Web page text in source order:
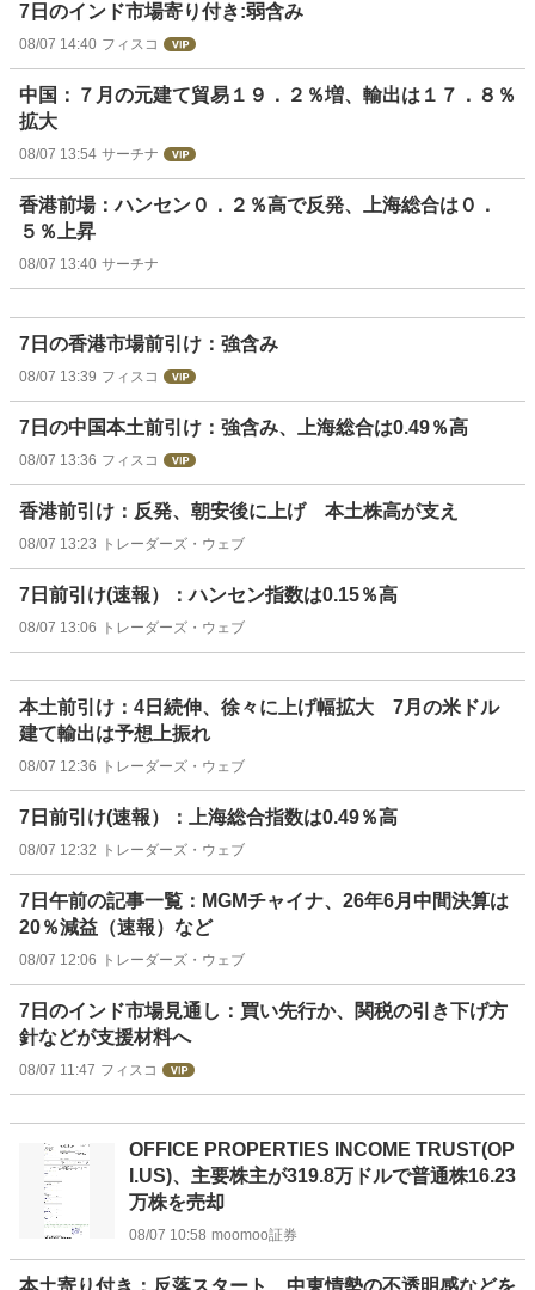
7日のインド市場寄り付き:弱含み
08/07 14:40 フィスコ
中国：７月の元建て貿易１９．２％増、輸出は１７．８％
拡大
08/07 13:54 サーチナ
香港前場：ハンセン０．２％高で反発、上海総合は０．
５％上昇
08/07 13:40 サーチナ
7日の香港市場前引け：強含み
08/07 13:39 フィスコ
7日の中国本土前引け：強含み、上海総合は0.49％高
08/07 13:36 フィスコ
香港前引け：反発、朝安後に上げ 本土株高が支え
08/07 13:23 トレーダーズ・ウェブ
7日前引け(速報）：ハンセン指数は0.15％高
08/07 13:06 トレーダーズ・ウェブ
本土前引け：4日続伸、徐々に上げ幅拡大 7月の米ドル
建て輸出は予想上振れ
08/07 12:36 トレーダーズ・ウェブ
7日前引け(速報）：上海総合指数は0.49％高
08/07 12:32 トレーダーズ・ウェブ
7日午前の記事一覧：MGMチャイナ、26年6月中間決算は
20％減益（速報）など
08/07 12:06 トレーダーズ・ウェブ
7日のインド市場見通し：買い先行か、関税の引き下げ方
針などが支援材料へ
08/07 11:47 フィスコ
OFFICE PROPERTIES INCOME TRUST(OP
I.US)、主要株主が319.8万ドルで普通株16.23
万株を売却
08/07 10:58 moomoo証券